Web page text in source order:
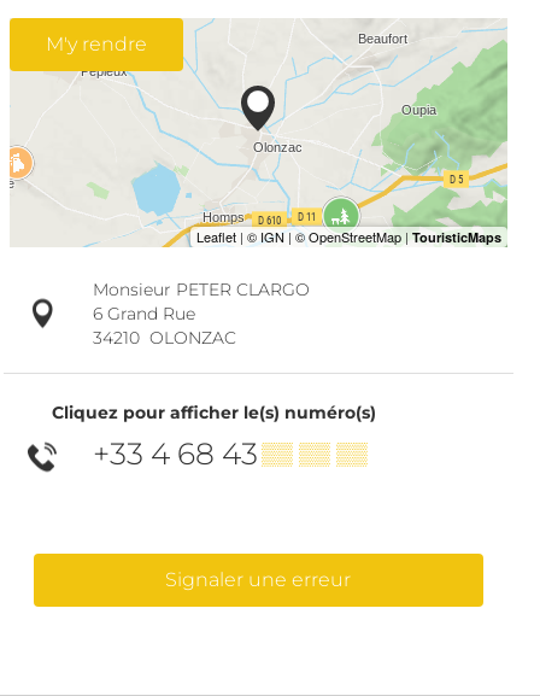
M'y rendre
Monsieur PETER CLARGO
6 Grand Rue
34210 OLONZAC
Cliquez pour afficher le(s) numéro(s)
+33 4 68 43▒▒ ▒▒ ▒▒
Signaler une erreur